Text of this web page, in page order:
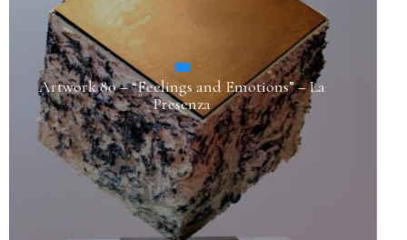
Sessantaquattro – “Confusione (il Taglio
Aperto)”